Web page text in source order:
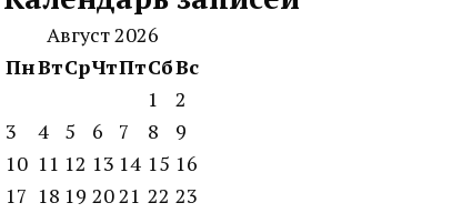
Август 2026
ПнВтСрЧтПтСбВс
1
2
3
4 5 6 7 8
9
10 11 12 13 14 15 16
17 18 19 2021 22 23